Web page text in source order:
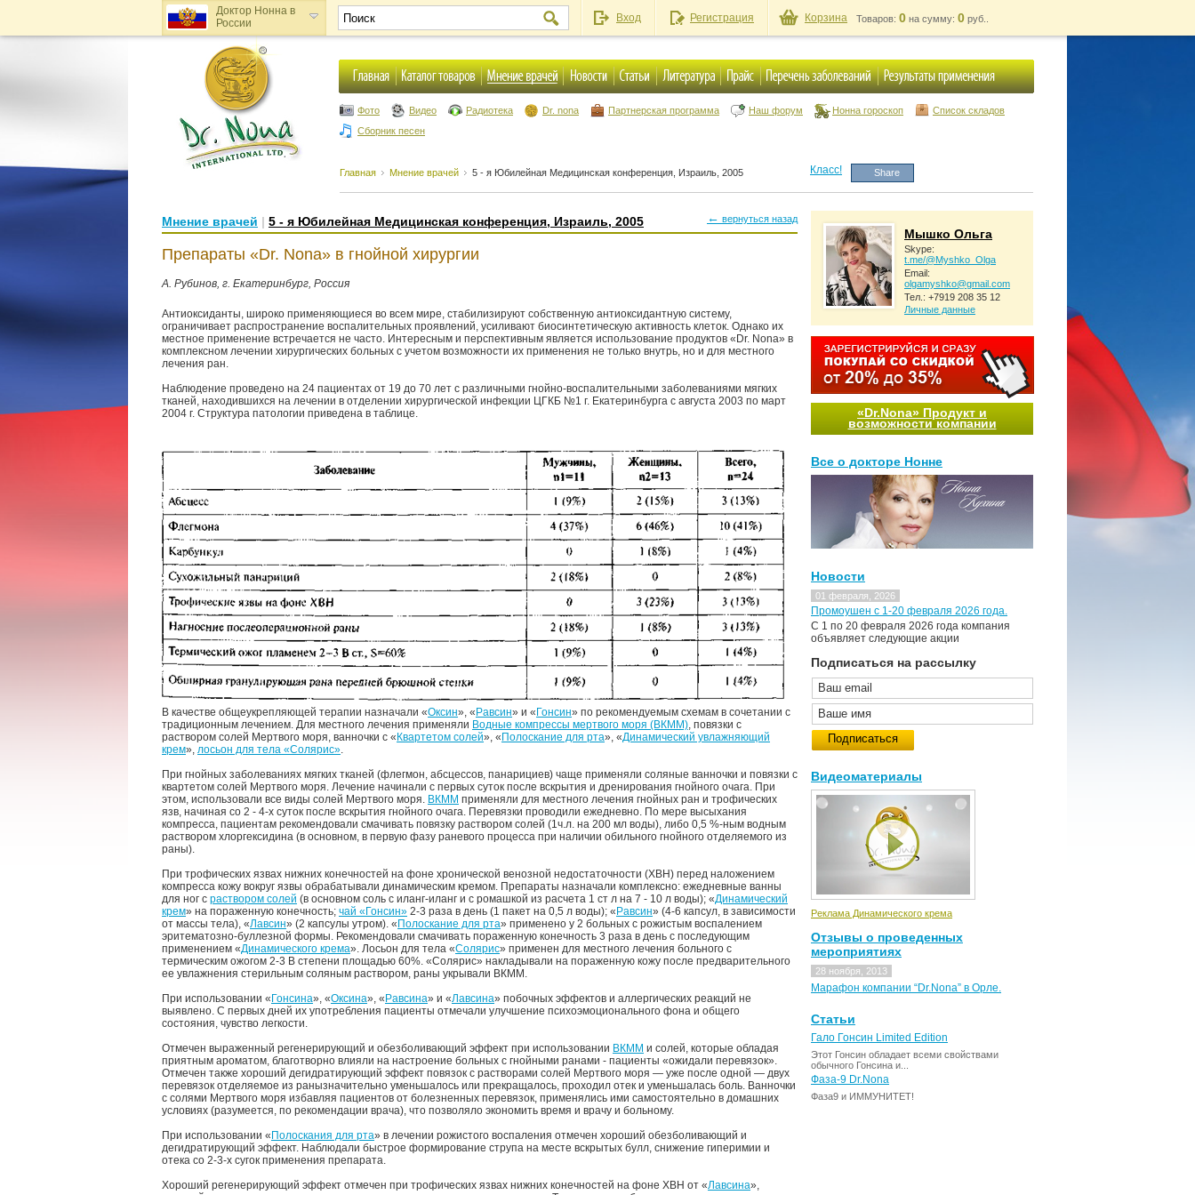
Доктор Нонна в
России
Доктор Нонна в
Украине
Вход Регистрация Корзина Товаров: 0 на сумму: 0 руб..
Фото Видео Радиотека Dr. nona Партнерская программа Наш форум Нонна гороскоп
Список складов
Сборник песен
Главная Мнение врачей 5 - я Юбилейная Медицинская конференция, Израиль, 2005 Класс! Share
← вернуться назад
Мнение врачей | 5 - я Юбилейная Медицинская конференция, Израиль, 2005
Препараты «Dr. Nona» в гнойной хирургии
А. Рубинов, г. Екатеринбург, Россия
Антиоксиданты, широко применяющиеся во всем мире, стабилизируют собственную антиоксидантную систему,
ограничивает распространение воспалительных проявлений, усиливают биосинтетическую активность клеток. Однако их
местное применение встречается не часто. Интересным и перспективным является использование продуктов «Dr. Nona» в
комплексном лечении хирургических больных с учетом возможности их применения не только внутрь, но и для местного
лечения ран.
Наблюдение проведено на 24 пациентах от 19 до 70 лет с различными гнойно-воспалительными заболеваниями мягких
тканей, находившихся на лечении в отделении хирургической инфекции ЦГКБ №1 г. Екатеринбурга с августа 2003 по март
2004 г. Структура патологии приведена в таблице.
В качестве общеукрепляющей терапии назначали «Оксин», « Равсин» и « Гонсин» по рекомендуемым схемам в сочетании с
традиционным лечением. Для местного лечения применяли Водные компрессы мертвого моря (ВКММ), повязки с
раствором солей Мертвого моря, ванночки с « Квартетом солей», « Полоскание для рта», «Динамический увлажняющий
крем», лосьон для тела «Солярис».
При гнойных заболеваниях мягких тканей (флегмон, абсцессов, панарициев) чаще применяли соляные ванночки и повязки с
квартетом солей Мертвого моря. Лечение начинали с первых суток после вскрытия и дренирования гнойного очага. При
этом, использовали все виды солей Мертвого моря. ВКММ применяли для местного лечения гнойных ран и трофических
язв, начиная со 2 - 4-х суток после вскрытия гнойного очага. Перевязки проводили ежедневно. По мере высыхания
компресса, пациентам рекомендовали смачивать повязку раствором солей (1ч.л. на 200 мл воды), либо 0,5 %-ным водным
раствором хлоргексидина (в основном, в первую фазу раневого процесса при наличии обильного гнойного отделяемого из
раны).
При трофических язвах нижних конечностей на фоне хронической венозной недостаточности (ХВН) перед наложением
компресса кожу вокруг язвы обрабатывали динамическим кремом. Препараты назначали комплексно: ежедневные ванны
для ног с раствором солей (в основном соль с иланг-иланг и с ромашкой из расчета 1 ст л на 7 - 10 л воды); «Динамический
крем» на пораженную конечность; чай «Гонсин» 2-3 раза в день (1 пакет на 0,5 л воды); « Равсин» (4-6 капсул, в зависимости
от массы тела), «Лавсин» (2 капсулы утром). « Полоскание для рта» применено у 2 больных с рожистым воспалением
эритематозно-буллезной формы. Рекомендовали смачивать пораженную конечность 3 раза в день с последующим
применением «Динамического крема». Лосьон для тела «Солярис» применен для местного лечения больного с
термическим ожогом 2-3 В степени площадью 60%. «Солярис» накладывали на пораженную кожу после предварительного
ее увлажнения стерильным соляным раствором, раны укрывали ВКММ.
При использовании « Гонсина», «Оксина», « Равсина» и «Лавсина» побочных эффектов и аллергических реакций не
выявлено. С первых дней их употребления пациенты отмечали улучшение психоэмоционального фона и общего
состояния, чувство легкости.
Отмечен выраженный регенерирующий и обезболивающий эффект при использовании ВКММ и солей, которые обладая
приятным ароматом, благотворно влияли на настроение больных с гнойными ранами - пациенты «ожидали перевязок».
Отмечен также хороший дегидратирующий эффект повязок с растворами солей Мертвого моря — уже после одной — двух
перевязок отделяемое из ранызначительно уменьшалось или прекращалось, проходил отек и уменьшалась боль. Ванночки
с солями Мертвого моря избавляя пациентов от болезненных перевязок, применялись ими самостоятельно в домашних
условиях (разумеется, по рекомендации врача), что позволяло экономить время и врачу и больному.
При использовании « Полоскания для рта» в лечении рожистого воспаления отмечен хороший обезболивающий и
дегидратирующий эффект. Наблюдали быстрое формирование струпа на месте вскрытых булл, снижение гиперимии и
отека со 2-3-х сугок применения препарата.
Хороший регенерирующий эффект отмечен при трофических язвах нижних конечностей на фоне ХВН от «Лавсина»,
Мышко Ольга
Skype:
t.me/@Myshko_Olga
Email:
olgamyshko@gmail.com
Тел.: +7919 208 35 12
Личные данные
«Dr.Nona» Продукт и
возможности компании
Все о докторе Нонне
Новости
01 февраля, 2026
Промоушен с 1-20 февраля 2026 года.
C 1 по 20 февраля 2026 года компания
объявляет следующие акции
Подписаться на рассылку
Видеоматериалы
Реклама Динамического крема
Отзывы о проведенных
мероприятиях
28 ноября, 2013
Марафон компании “Dr.Nona” в Орле.
Статьи
Гало Гонсин Limited Edition
Этот Гонсин обладает всеми свойствами
обычного Гонсина и...
Фаза-9 Dr.Nona
Фаза9 и ИММУНИТЕТ!